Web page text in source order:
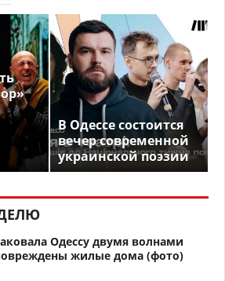
В Одессе состоится
вечер современной
украинской поэзии
Одессу двумя волнами
жилые дома (фото)